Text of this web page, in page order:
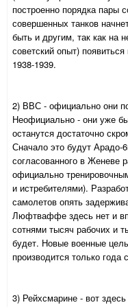
построенно порядка пары
совершенных танков
быть и другим, так как на
советский опыт)
1938-1939.
2) ВВС - официально они
Неофициально - они уже
останутся достаточно
Сначало это будут Арадо-
согласованного в Женеве
официально
и истребителями).
самолетов опять
Люфтваффе здесь нет и
сотнями тысяч рабочих и
будет. Новые военные
производится только года
3) Рейхсмарине - вот